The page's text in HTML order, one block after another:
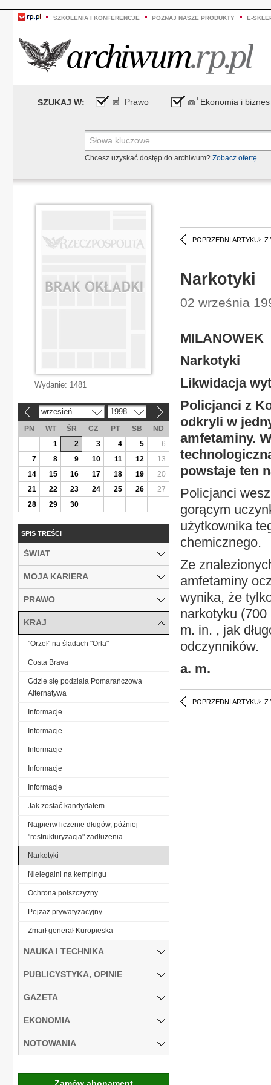
SZKOLENIA I KONFERENCJE POZNAJ NASZE PRODUKTY E-
SZUKAJ W: Prawo Ekonomia i biznes
Chcesz uzyskać dostęp do archiwum? Zobacz ofertę
POPRZEDNI ARTYKUŁ Z
Narkotyki
02 września
MILANOWEK
Narkotyki
Likwidacja
Policjanci z
odkryli w
amfetaminy.
powstaje ten
Policjanci
gorącym
użytkownika
chemicznego.
Ze
amfetaminy
wynika, że
narkotyku
m. in. , jak
odczynników.
a. m.
POPRZEDNI ARTYKUŁ Z
Wydanie: 1481
wrzesień 1998
PN WT ŚR CZ PT SB
ND
1
2 3 4 5
6
7
8 9 10 11 12
13
14
15 16 17 18 19
20
21
22 23 24 25 26
27
28
29 30
SPIS TREŚCI
ŚWIAT
MOJA KARIERA
PRAWO
KRAJ
"Orzeł" na śladach "Orła"
Costa Brava
Gdzie się podziała Pomarańczowa
Alternatywa
Informacje
Informacje
Informacje
Informacje
Informacje
Jak zostać kandydatem
Najpierw liczenie długów, później
"restrukturyzacja" zadłużenia
Narkotyki
Nielegalni na kempingu
Ochrona polszczyzny
Pejzaż prywatyzacyjny
Zmarł generał Kuropieska
NAUKA I TECHNIKA
PUBLICYSTYKA, OPINIE
GAZETA
EKONOMIA
NOTOWANIA
Zamów abonament